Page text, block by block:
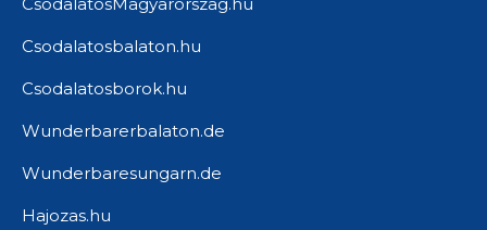
Csodalatosbalaton.hu
Csodalatosborok.hu
Wunderbarerbalaton.de
Wunderbaresungarn.de
Hajozas.hu